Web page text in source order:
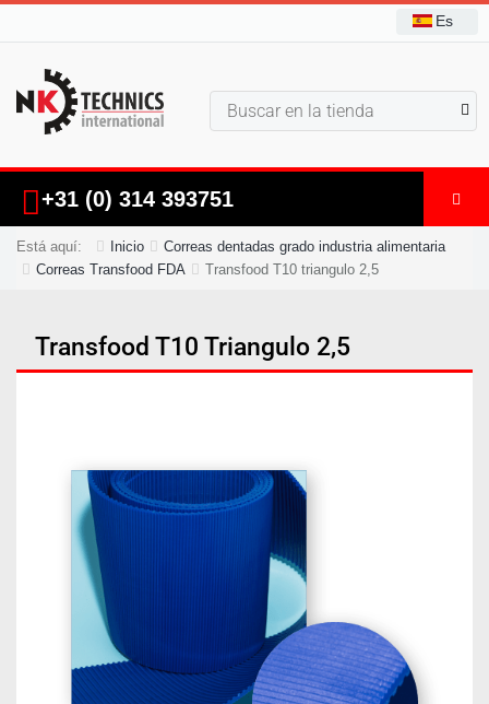
Es
+31 (0) 314 393751
Está aquí: Inicio
Correas dentadas grado industria alimentaria
Correas Transfood FDA
Transfood T10 triangulo 2,5
Transfood T10 Triangulo 2,5